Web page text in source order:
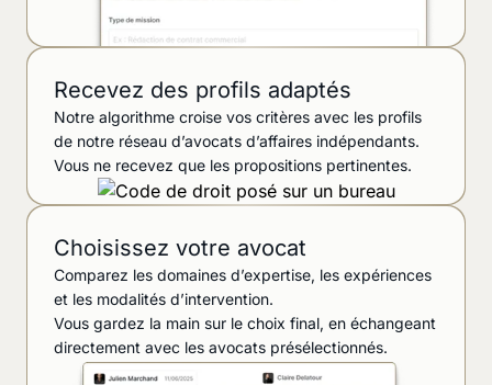
Recevez des profils adaptés
Notre algorithme croise vos critères avec les profils
de notre réseau d’avocats d’affaires indépendants.
Vous ne recevez que les propositions pertinentes.
Choisissez votre avocat
Comparez les domaines d’expertise, les expériences
et les modalités d’intervention.
Vous gardez la main sur le choix final, en échangeant
directement avec les avocats présélectionnés.